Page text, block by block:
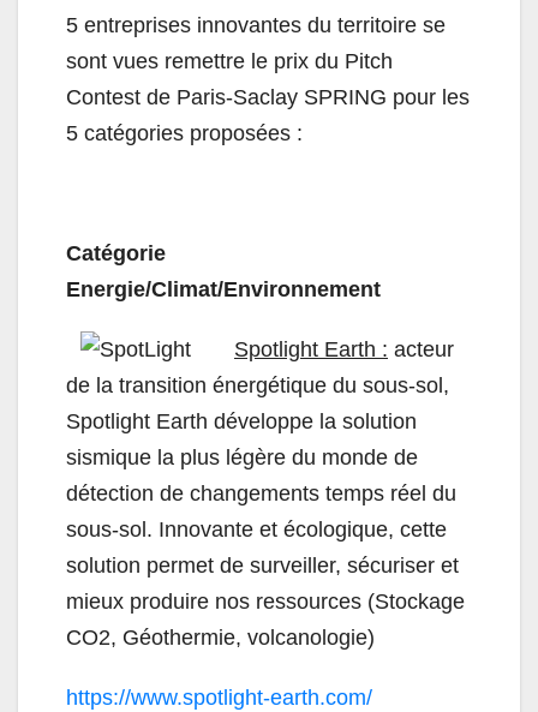
5 entreprises innovantes du territoire se
sont vues remettre le prix du Pitch
Contest de Paris-Saclay SPRING pour les
5 catégories proposées :
Catégorie
Energie/Climat/Environnement
Spotlight Earth : acteur
de la transition énergétique du sous-sol,
Spotlight Earth développe la solution
sismique la plus légère du monde de
détection de changements temps réel du
sous-sol. Innovante et écologique, cette
solution permet de surveiller, sécuriser et
mieux produire nos ressources (Stockage
CO2, Géothermie, volcanologie)
https://www.spotlight-earth.com/